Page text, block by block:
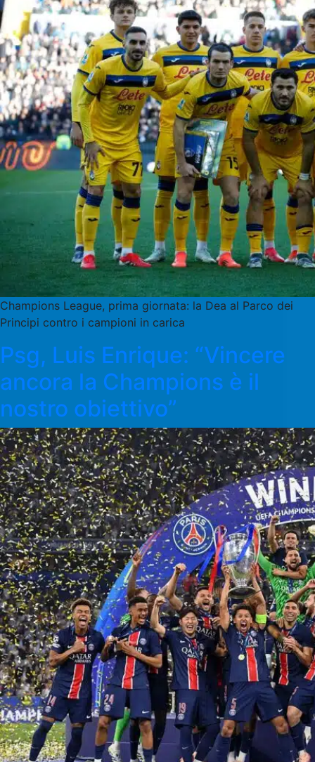
Champions League, prima giornata: la Dea al Parco dei
Principi contro i campioni in carica
Psg, Luis Enrique: “Vincere
ancora la Champions è il
nostro obiettivo”